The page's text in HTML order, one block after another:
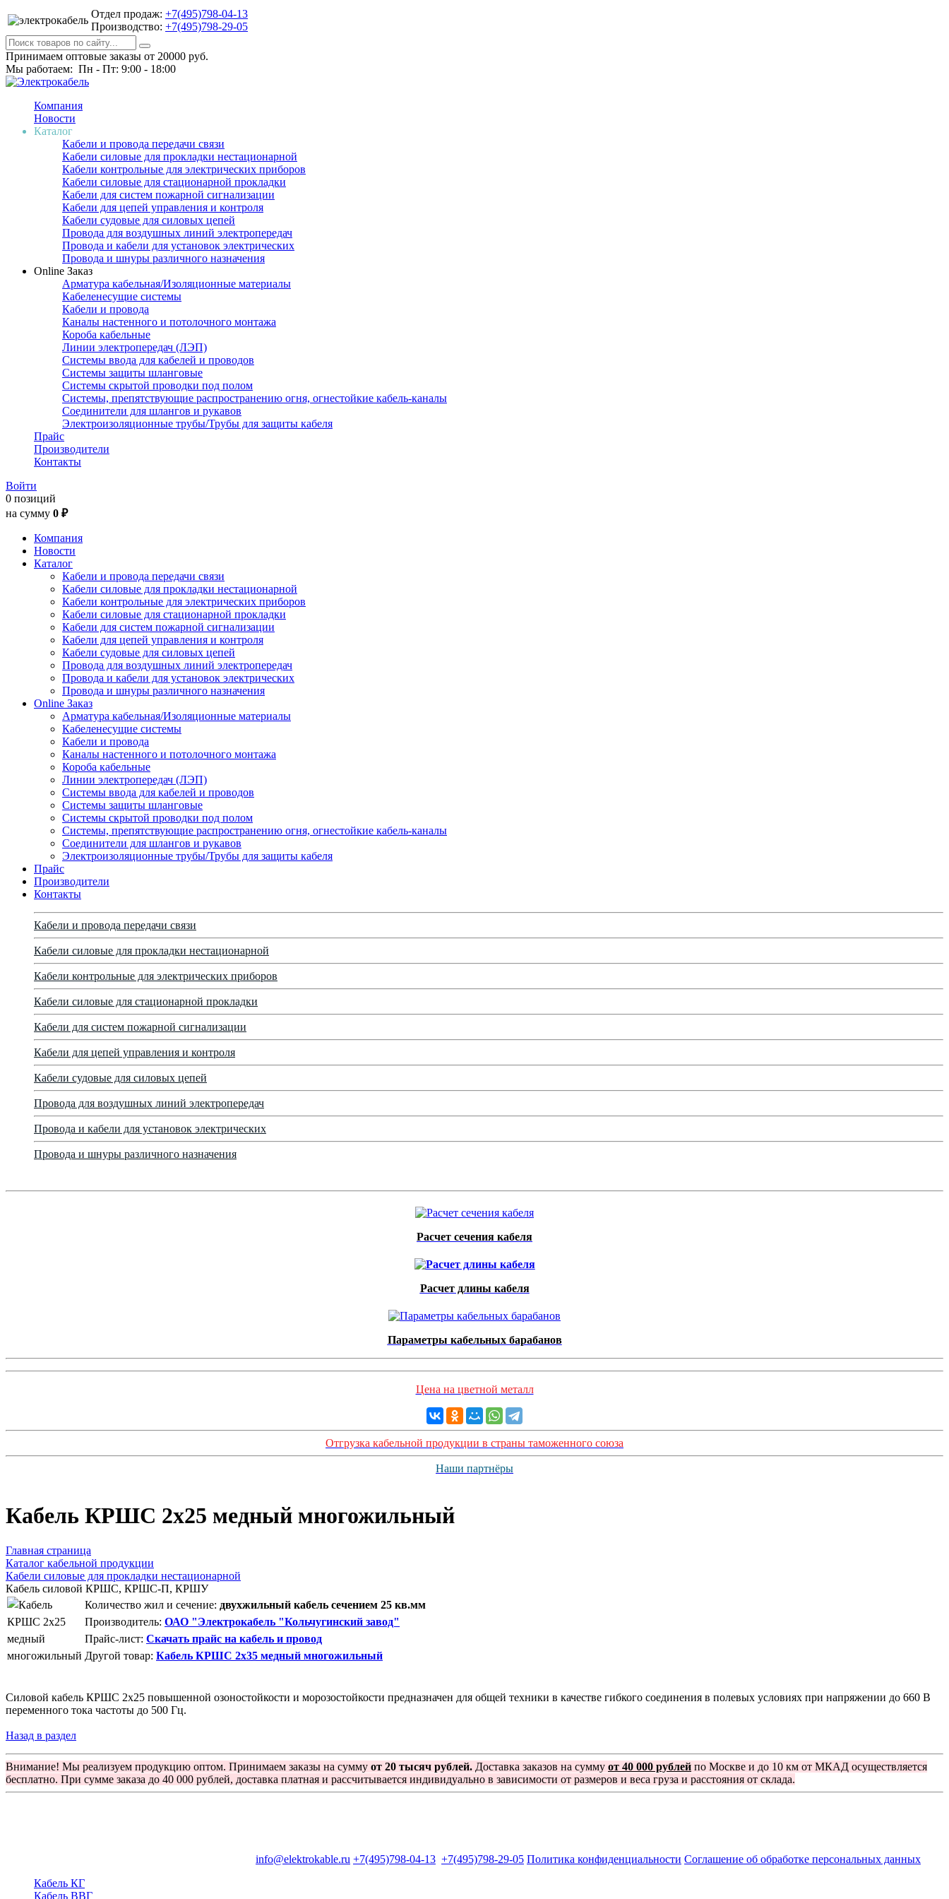
Отдел продаж: +7(495)798-04-13
Производство: +7(495)798-29-05
Принимаем оптовые заказы от 20000 руб.
Мы работаем: Пн - Пт: 9:00 - 18:00
Компания
Новости
Каталог
Кабели и провода передачи связи
Кабели силовые для прокладки нестационарной
Кабели контрольные для электрических приборов
Кабели силовые для стационарной прокладки
Кабели для систем пожарной сигнализации
Кабели для цепей управления и контроля
Кабели судовые для силовых цепей
Провода для воздушных линий электропередач
Провода и кабели для установок электрических
Провода и шнуры различного назначения
Online Заказ
Арматура кабельная/Изоляционные материалы
Кабеленесущие системы
Кабели и провода
Каналы настенного и потолочного монтажа
Короба кабельные
Линии электропередач (ЛЭП)
Системы ввода для кабелей и проводов
Системы защиты шланговые
Системы скрытой проводки под полом
Системы, препятствующие распространению огня, огнестойкие кабель-каналы
Соединители для шлангов и рукавов
Электроизоляционные трубы/Трубы для защиты кабеля
Прайс
Производители
Контакты
Войти
0 позиций
на сумму 0 ₽
Компания
Новости
Каталог
Кабели и провода передачи связи
Кабели силовые для прокладки нестационарной
Кабели контрольные для электрических приборов
Кабели силовые для стационарной прокладки
Кабели для систем пожарной сигнализации
Кабели для цепей управления и контроля
Кабели судовые для силовых цепей
Провода для воздушных линий электропередач
Провода и кабели для установок электрических
Провода и шнуры различного назначения
Online Заказ
Арматура кабельная/Изоляционные материалы
Кабеленесущие системы
Кабели и провода
Каналы настенного и потолочного монтажа
Короба кабельные
Линии электропередач (ЛЭП)
Системы ввода для кабелей и проводов
Системы защиты шланговые
Системы скрытой проводки под полом
Системы, препятствующие распространению огня, огнестойкие кабель-каналы
Соединители для шлангов и рукавов
Электроизоляционные трубы/Трубы для защиты кабеля
Прайс
Производители
Контакты
Кабели и провода передачи связи
Кабели силовые для прокладки нестационарной
Кабели контрольные для электрических приборов
Кабели силовые для стационарной прокладки
Кабели для систем пожарной сигнализации
Кабели для цепей управления и контроля
Кабели судовые для силовых цепей
Провода для воздушных линий электропередач
Провода и кабели для установок электрических
Провода и шнуры различного назначения
Расчет сечения кабеля
Расчет длины кабеля
Параметры кабельных барабанов
Цена на цветной металл
Отгрузка кабельной продукции в страны таможенного союза
Наши партнёры
Кабель КРШС 2x25 медный многожильный
Главная страница
Каталог кабельной продукции
Кабели силовые для прокладки нестационарной
Кабель силовой КРШС, КРШС-П, КРШУ
Количество жил и сечение: двухжильный кабель сечением 25 кв.мм
Производитель: ОАО "Электрокабель "Кольчугинский завод"
Прайс-лист: Скачать прайс на кабель и провод
Другой товар: Кабель КРШС 2x35 медный многожильный
Силовой кабель КРШС 2x25 повышенной озоностойкости и морозостойкости предназначен для общей техники в качестве гибкого соединения в полевых условиях при напряжении до 660 В
переменного тока частоты до 500 Гц.
Назад в раздел
Внимание! Мы реализуем продукцию оптом. Принимаем заказы на сумму от 20 тысяч рублей. Доставка заказов на сумму от 40 000 рублей по Москве и до 10 км от МКАД осуществляется
бесплатно. При сумме заказа до 40 000 рублей, доставка платная и рассчитывается индивидуально в зависимости от размеров и веса груза и расстояния от склада.
info@elektrokable.ru +7(495)798-04-13 +7(495)798-29-05 Политика конфиденциальности Соглашение об обработке персональных данных
Кабель КГ
Кабель ВВГ